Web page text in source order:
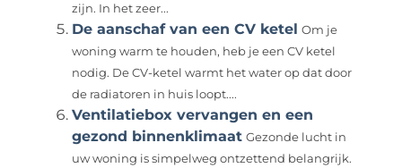
zijn. In het zeer...
De aanschaf van een CV ketel Om je
woning warm te houden, heb je een CV ketel
nodig. De CV-ketel warmt het water op dat door
de radiatoren in huis loopt....
Ventilatiebox vervangen en een
gezond binnenklimaat Gezonde lucht in
uw woning is simpelweg ontzettend belangrijk.